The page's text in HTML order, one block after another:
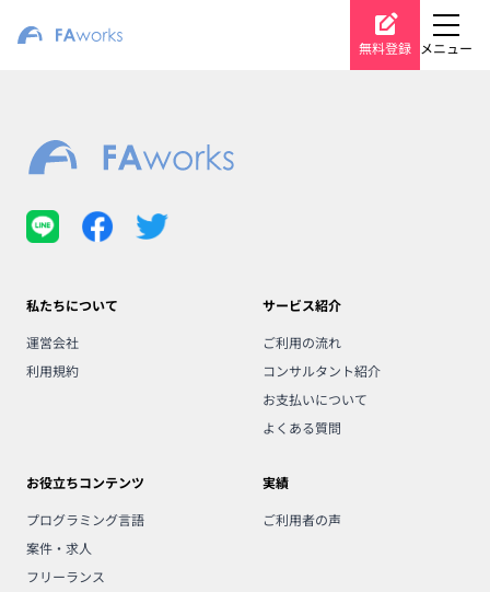
無料登録 メニュー
私たちについて
運営会社
利用規約
サービス紹介
ご利用の流れ
コンサルタント紹介
お支払いについて
よくある質問
お役立ちコンテンツ
プログラミング言語
案件・求人
フリーランス
実績
ご利用者の声